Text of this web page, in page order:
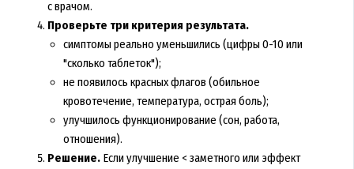
с врачом.
Проверьте три критерия результата.
симптомы реально уменьшились (цифры 0-10 или
"сколько таблеток");
не появилось красных флагов (обильное
кровотечение, температура, острая боль);
улучшилось функционирование (сон, работа,
отношения).
Решение.Если улучшение < заметного или эффект